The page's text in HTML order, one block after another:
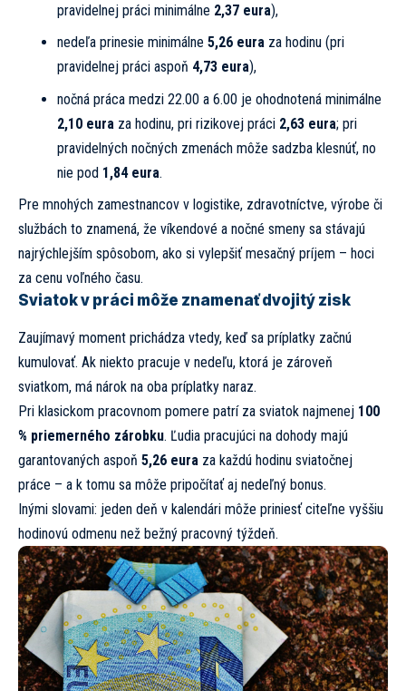
pravidelnej práci minimálne 2,37 eura),
nedeľa prinesie minimálne 5,26 euraza hodinu (pri
pravidelnej práci aspoň 4,73 eura),
nočná práca medzi 22.00 a 6.00 je ohodnotená minimálne
2,10 eura za hodinu, pri rizikovej práci 2,63 eura; pri
pravidelných nočných zmenách môže sadzba klesnúť, no
nie pod 1,84 eura.
Pre mnohých zamestnancov v logistike, zdravotníctve, výrobe či
službách to znamená, že víkendové a nočné smeny sa stávajú
najrýchlejším spôsobom, ako si vylepšiť mesačný príjem – hoci
za cenu voľného času.
Sviatok v práci môže znamenať dvojitý zisk
Zaujímavý moment prichádza vtedy, keď sa príplatky začnú
kumulovať. Ak niekto pracuje v nedeľu, ktorá je zároveň
sviatkom, má nárok na oba príplatky naraz.
Pri klasickom pracovnom pomere patrí za sviatok najmenej 100
% priemerného zárobku. Ľudia pracujúci na dohody majú
garantovaných aspoň 5,26 eura za každú hodinu sviatočnej
práce – a k tomu sa môže pripočítať aj nedeľný bonus.
Inými slovami: jeden deň v kalendári môže priniesť citeľne vyššiu
hodinovú odmenu než bežný pracovný týždeň.